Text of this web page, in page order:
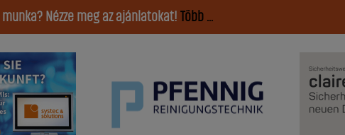
munka? Nézze meg az ajánlatokat! Több ...